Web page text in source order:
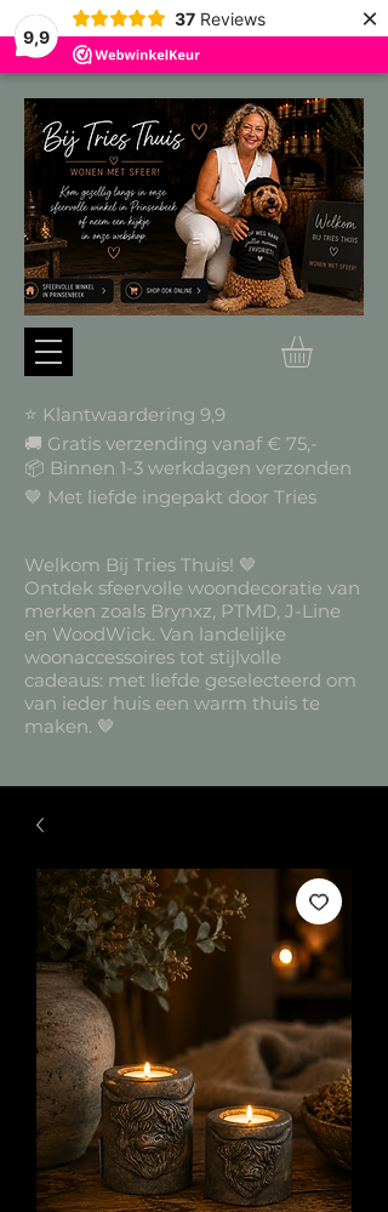
9,9
37 Reviews ×
⭐ Klantwaardering 9,9
🚚 Gratis verzending vanaf € 75,-
📦 Binnen 1-3 werkdagen verzonden
🤎 Met liefde ingepakt door Tries
Welkom Bij Tries Thuis! 🤎
Ontdek sfeervolle woondecoratie van
merken zoals Brynxz, PTMD, J-Line
en WoodWick. Van landelijke
woonaccessoires tot stijlvolle
cadeaus: met liefde geselecteerd om
van ieder huis een warm thuis te
maken. 🤎